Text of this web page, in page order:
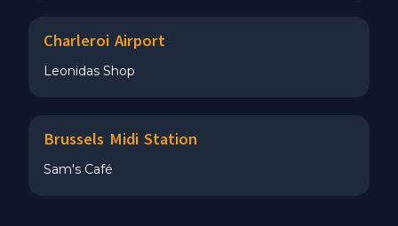
Charleroi Airport
Leonidas Shop
Brussels Midi Station
Sam's Café